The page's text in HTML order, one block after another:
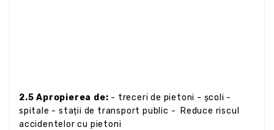
2.5 Apropierea de: - treceri de pietoni - școli -
spitale - stații de transport public - Reduce riscul
accidentelor cu pietoni